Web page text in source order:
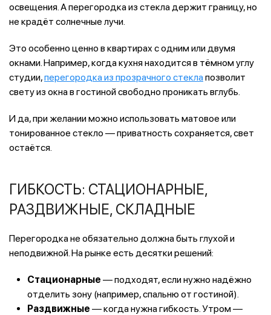
освещения. А перегородка из стекла держит границу, но
не крадёт солнечные лучи.
Это особенно ценно в квартирах с одним или двумя
окнами. Например, когда кухня находится в тёмном углу
студии,перегородка из прозрачного стекла позволит
свету из окна в гостиной свободно проникать вглубь.
И да, при желании можно использовать матовое или
тонированное стекло — приватность сохраняется, свет
остаётся.
ГИБКОСТЬ: СТАЦИОНАРНЫЕ,
РАЗДВИЖНЫЕ, СКЛАДНЫЕ
Перегородка не обязательно должна быть глухой и
неподвижной. На рынке есть десятки решений:
Стационарные — подходят, если нужно надёжно
отделить зону (например, спальню от гостиной).
Раздвижные — когда нужна гибкость. Утром —